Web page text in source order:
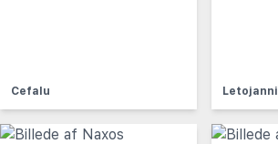
Cefalu Letojanni